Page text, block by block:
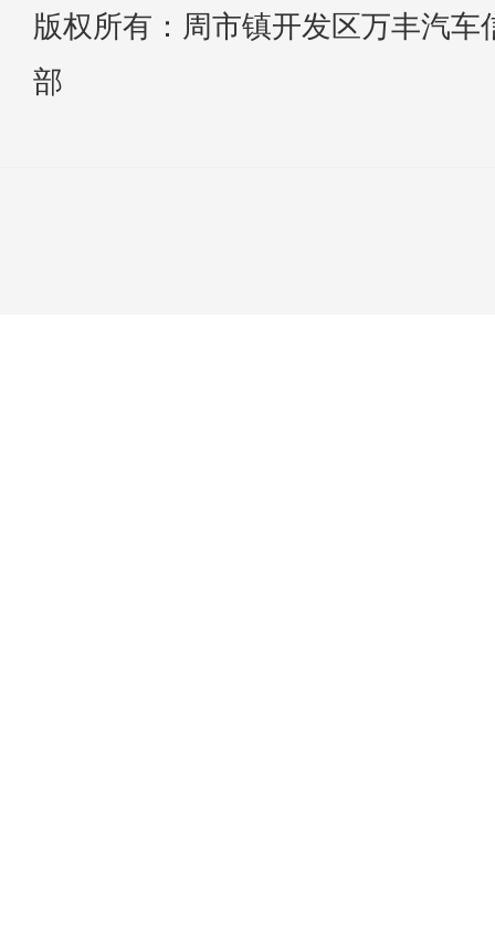
版权所有：周市镇开发区万丰汽车
部